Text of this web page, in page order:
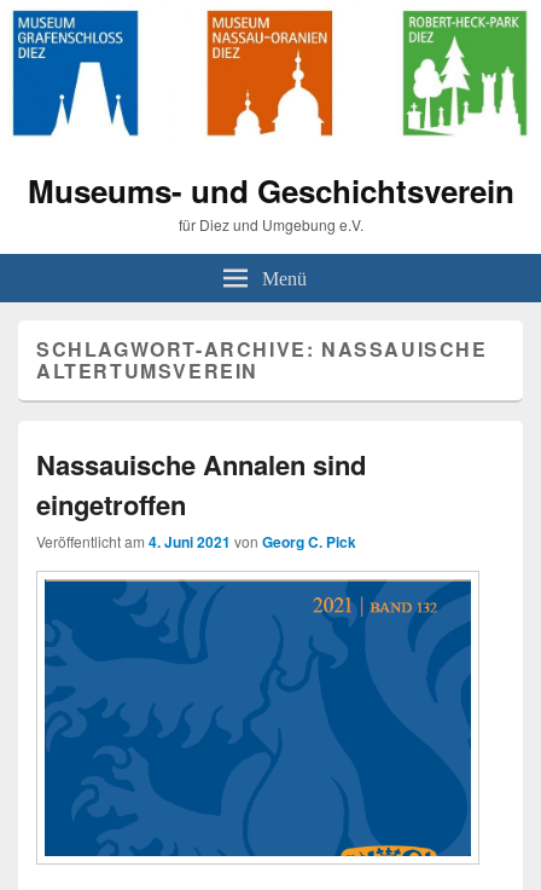
Museums- und Geschichtsverein
für Diez und Umgebung e.V.
Menü
SCHLAGWORT-ARCHIVE: NASSAUISCHE
ALTERTUMSVEREIN
Nassauische Annalen sind
eingetroffen
Veröffentlicht am 4. Juni 2021 von Georg C. Pick